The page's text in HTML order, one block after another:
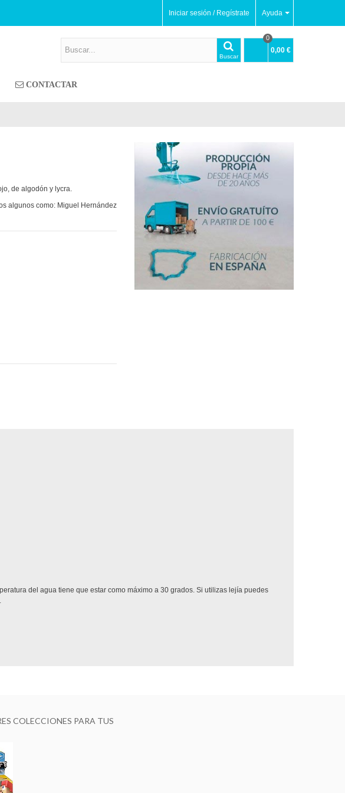
Ayuda
Iniciar sesión / Regístrate
Buscar
0
0,00 €
CONTACTAR
de algodón y lycra.
algunos como: Miguel Hernández
del agua tiene que estar como máximo a 30 grados. Si utilizas lejía puedes
COLECCIONES PARA TUS